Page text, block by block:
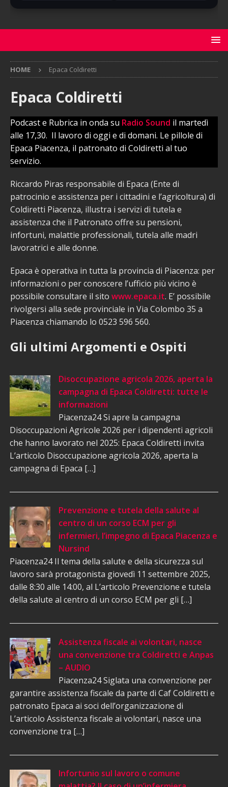
HOME Epaca Coldiretti
Epaca Coldiretti
Podcast e Rubrica in onda su Radio Sound il martedì
alle 17,30. Il lavoro di oggi e di domani. Le pillole di
Epaca Piacenza, il patronato di Coldiretti al tuo
servizio.
Riccardo Piras responsabile di Epaca (Ente di
patrocinio e assistenza per i cittadini e l’agricoltura) di
Coldiretti Piacenza, illustra i servizi di tutela e
assistenza che il Patronato offre su pensioni,
infortuni, malattie professionali, tutela alle madri
lavoratrici e alle donne.
Epaca è operativa in tutta la provincia di Piacenza: per
informazioni o per conoscere l’ufficio più vicino è
possibile consultare il sito www.epaca.it. E’ possibile
rivolgersi alla sede provinciale in Via Colombo 35 a
Piacenza chiamando lo 0523 596 560.
Gli ultimi Argomenti e Ospiti
Disoccupazione agricola 2026, aperta la
campagna di Epaca Coldiretti: tutte le
informazioni
Piacenza24 Si apre la campagna
Disoccupazioni Agricole 2026 per i dipendenti agricoli
che hanno lavorato nel 2025: Epaca Coldiretti invita
L’articolo Disoccupazione agricola 2026, aperta la
campagna di Epaca […]
Prevenzione e tutela della salute al
centro di un corso ECM per gli
infermieri, l’impegno di Epaca Piacenza e
Nursind
Piacenza24 Il tema della salute e della sicurezza sul
lavoro sarà protagonista giovedì 11 settembre 2025,
dalle 8:30 alle 14:00, al L’articolo Prevenzione e tutela
della salute al centro di un corso ECM per gli […]
Assistenza fiscale ai volontari, nasce
una convenzione tra Coldiretti e Anpas
– AUDIO
Piacenza24 Siglata una convenzione per
garantire assistenza fiscale da parte di Caf Coldiretti e
patronato Epaca ai soci dell’organizzazione di
L’articolo Assistenza fiscale ai volontari, nasce una
convenzione tra […]
Infortunio sul lavoro o comune